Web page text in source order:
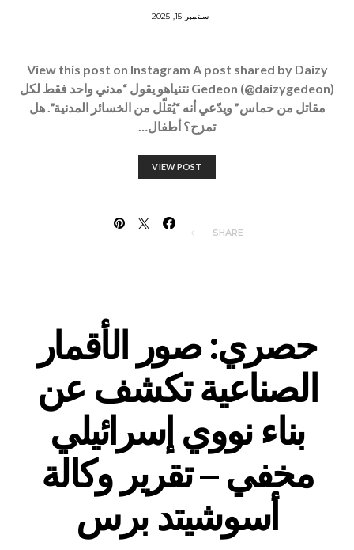
سبتمبر 15, 2025
View this post on Instagram A post shared by Daizy
Gedeon (@daizygedeon) نتنياهو يقول “مدني واحد فقط لكل
مقاتل من حماس” ويدّعي أنه “يُقلّل من الخسائر المدنية”. هل
تمزح؟ أطفال…
VIEW POST
SHARE
حصري: صور الأقمار
الصناعية تكشف عن
بناء نووي إسرائيلي
مخفي – تقرير وكالة
أسوشيتد برس